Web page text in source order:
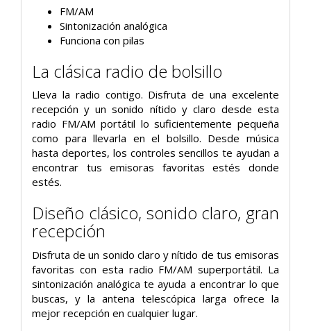
FM/AM
Sintonización analógica
Funciona con pilas
La clásica radio de bolsillo
Lleva la radio contigo. Disfruta de una excelente
recepción y un sonido nítido y claro desde esta
radio FM/AM portátil lo suficientemente pequeña
como para llevarla en el bolsillo. Desde música
hasta deportes, los controles sencillos te ayudan a
encontrar tus emisoras favoritas estés donde
estés.
Diseño clásico, sonido claro, gran
recepción
Disfruta de un sonido claro y nítido de tus emisoras
favoritas con esta radio FM/AM superportátil. La
sintonización analógica te ayuda a encontrar lo que
buscas, y la antena telescópica larga ofrece la
mejor recepción en cualquier lugar.